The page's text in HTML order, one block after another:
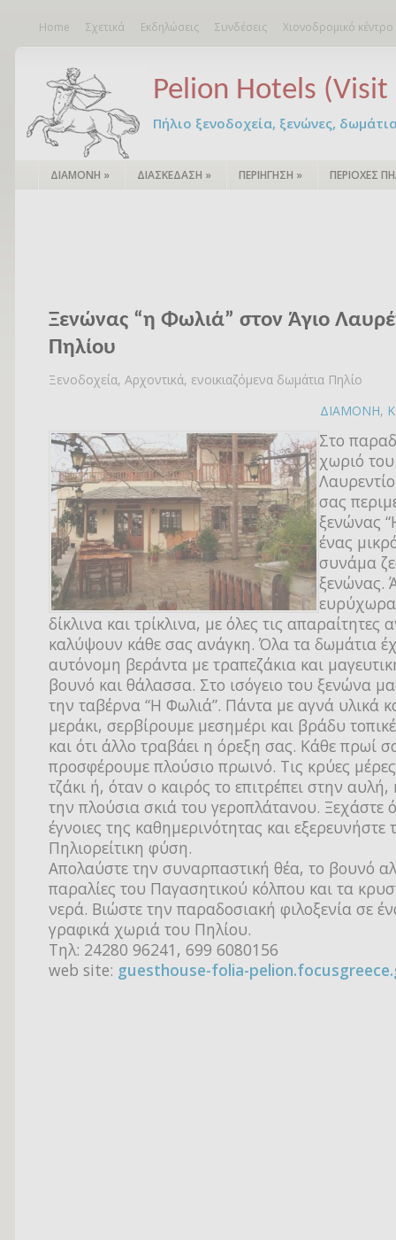
Home Σχετικά Εκδηλώσεις Συνδέσεις Χιονοδρομικό
Pelion Hotels (Visit
Πήλιο ξενοδοχεία, ξενώνες,
ΔΙΑΜΟΝΗ » ΔΙΑΣΚΕΔΑΣΗ » ΠΕΡΙΗΓΗΣΗ » ΠΕΡΙΟΧΕΣ
Ξενώνας “η Φωλιά” στον Άγιο
Πηλίου
Ξενοδοχεία, Αρχοντικά, ενοικιαζόμενα δωμάτια Πηλίο
ΔΙΑΜΟΝΗ,
Στο
χωριό
σας
ξενώνας
ένας
συνάμα
ξενώνας.
δίκλινα και τρίκλινα, με όλες τις απαραίτητες
καλύψουν κάθε σας ανάγκη. Όλα τα δωμάτια
αυτόνομη βεράντα με τραπεζάκια και
βουνό και θάλασσα. Στο ισόγειο του ξενώνα
την ταβέρνα “Η Φωλιά”. Πάντα με αγνά υλικά
μεράκι, σερβίρουμε μεσημέρι και βράδυ
και ότι άλλο τραβάει η όρεξη σας. Κάθε πρωί
προσφέρουμε πλούσιο πρωινό. Τις κρύες
τζάκι ή, όταν ο καιρός το επιτρέπει στην
την πλούσια σκιά του γεροπλάτανου. Ξεχάστε
έγνοιες της καθημερινότητας και εξερευνήστε
Πηλιορείτικη φύση.
Απολαύστε την συναρπαστική θέα, το βουνό
παραλίες του Παγασητικού κόλπου και τα
νερά. Βιώστε την παραδοσιακή φιλοξενία σε
γραφικά χωριά του Πηλίου.
Τηλ: 24280 96241, 699 6080156
web site: guesthouse-folia-